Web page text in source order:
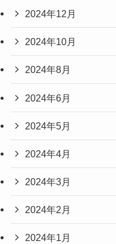
2024年12月
2024年10月
2024年8月
2024年6月
2024年5月
2024年4月
2024年3月
2024年2月
2024年1月